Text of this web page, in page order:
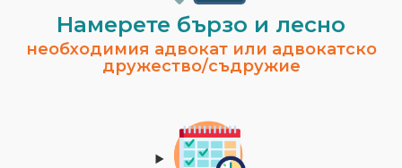
Намерете бързо и лесно
необходимия адвокат или адвокатско
дружество/съдружие